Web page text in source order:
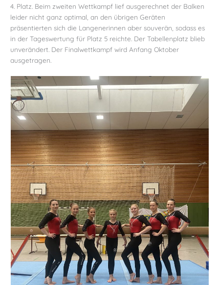
4. Platz. Beim zweiten Wettkampf lief ausgerechnet der Balken
leider nicht ganz optimal, an den übrigen Geräten
präsentierten sich die Langenerinnen aber souverän, sodass es
in der Tageswertung für Platz 5 reichte. Der Tabellenplatz blieb
unverändert. Der Finalwettkampf wird Anfang Oktober
ausgetragen.